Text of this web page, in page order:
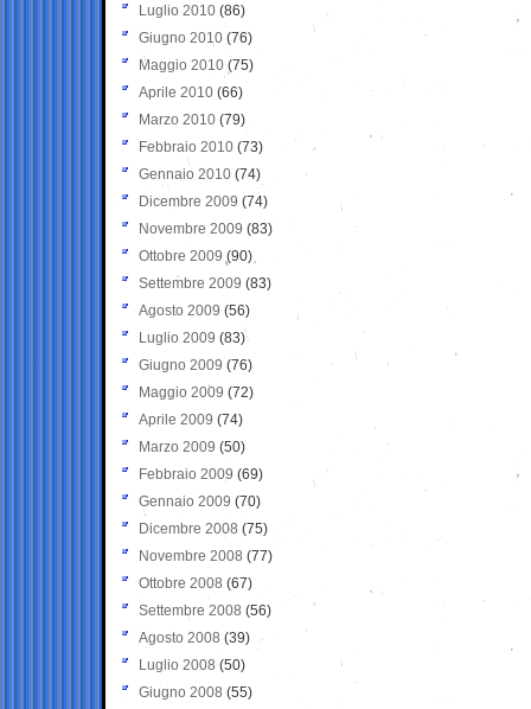
Luglio 2010 (86)
Giugno 2010 (76)
Maggio 2010 (75)
Aprile 2010 (66)
Marzo 2010 (79)
Febbraio 2010 (73)
Gennaio 2010 (74)
Dicembre 2009 (74)
Novembre 2009 (83)
Ottobre 2009 (90)
Settembre 2009 (83)
Agosto 2009 (56)
Luglio 2009 (83)
Giugno 2009 (76)
Maggio 2009 (72)
Aprile 2009 (74)
Marzo 2009 (50)
Febbraio 2009 (69)
Gennaio 2009 (70)
Dicembre 2008 (75)
Novembre 2008 (77)
Ottobre 2008 (67)
Settembre 2008 (56)
Agosto 2008 (39)
Luglio 2008 (50)
Giugno 2008 (55)